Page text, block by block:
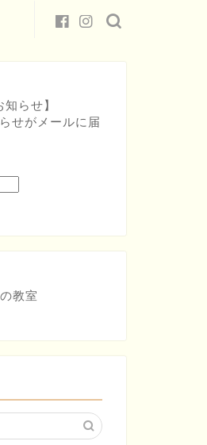
らせ】
せがメールに届
教室